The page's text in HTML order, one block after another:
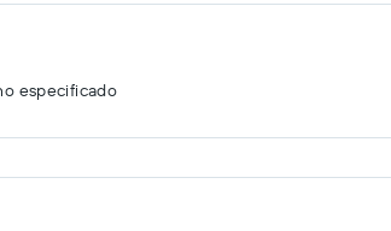
especificado